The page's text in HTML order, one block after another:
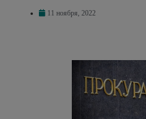
11 ноября, 2022